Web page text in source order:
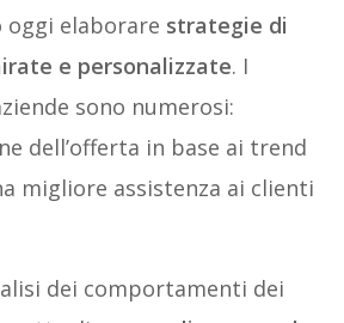
oggi elaborare strategie di
e personalizzate. I
sono numerosi:
dell’offerta in base ai trend
migliore assistenza ai clienti
dei comportamenti dei